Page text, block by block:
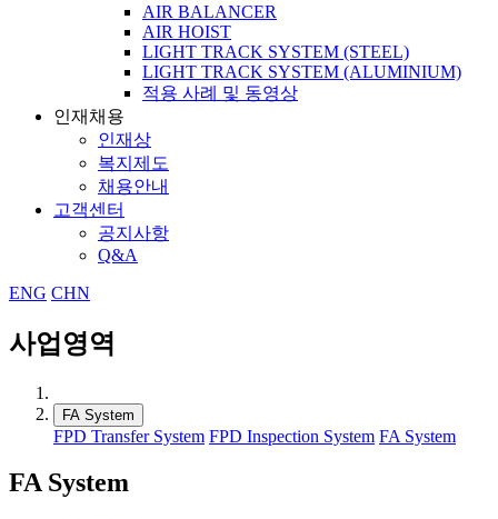
AIR BALANCER
AIR HOIST
LIGHT TRACK SYSTEM (STEEL)
LIGHT TRACK SYSTEM (ALUMINIUM)
적용 사례 및 동영상
인재채용
인재상
복지제도
채용안내
고객센터
공지사항
Q&A
ENG CHN
사업영역
FA System
FPD Transfer System FPD Inspection System FA System
FA System